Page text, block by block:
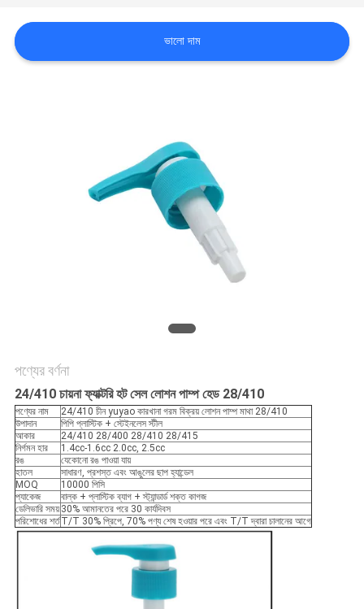
যোগাযোগ
POLICY
ভালো দাম
পণ্যের বর্ণনা
24/410 চায়না ফ্যাক্টরি হট সেল লোশন পাম্প হেড 28/410
পণ্যের নাম
24/410 চীন yuyao কারখানা গরম বিক্রয় লোশন পাম্প মাথা 28/410
উপাদান
পিপি প্লাস্টিক + স্টেইনলেস স্টীল
আকার
24/410 28/400 28/410 28/415
নির্গমন হার
1.4cc-1.6cc 2.0cc, 2.5cc
রঙ
যেকোনো রঙ পাওয়া যায়
হাতল
সাধারণ, প্রশস্ত এবং আঙুলের ছাপ হ্যান্ডেল
MOQ
10000 পিসি
প্যাকেজ
বাল্ক + প্লাস্টিক ব্যাগ + স্ট্যান্ডার্ড শক্ত কাগজ
ডেলিভারি সময় 30% আমানতের পরে 30 কার্যদিবস
পরিশোধের শর্তT/T 30% প্রিপে, 70% পণ্য শেষ হওয়ার পরে এবং T/T দ্বারা চালানের আগে